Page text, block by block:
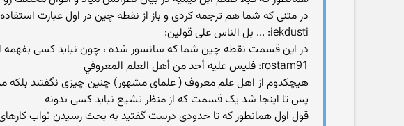
در متنی که شما هم ترجمه کردی و باز از نقطه چین در اول عبارت
iekdusti: ... بل الناس على قولين:
در این قسمت نقطه چین شما که سانسور شده ، چون نباید کسی بفهمه
rostam91: فليس عليه أحد من أهل العلم المعروفي
هیچکدوم از اهل علم معروف ( علمای مشهور) چنین چیزی نگفتند بلکه
پس تا اینجا شد یک قسمت که از منظر تشیع نباید کسی بدونه
قول اول همانطور که تا حدودی درست گفتید به بحث رسیدن ثواب